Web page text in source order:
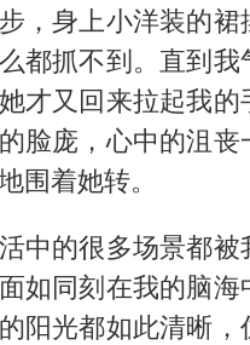
，身上小洋装的裙
都抓不到。直到我
才又回来拉起我的
脸庞，心中的沮丧
围着她转。
中的很多场景都被
如同刻在我的脑海
阳光都如此清晰，